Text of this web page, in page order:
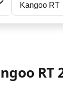
Kangoo RT
RT